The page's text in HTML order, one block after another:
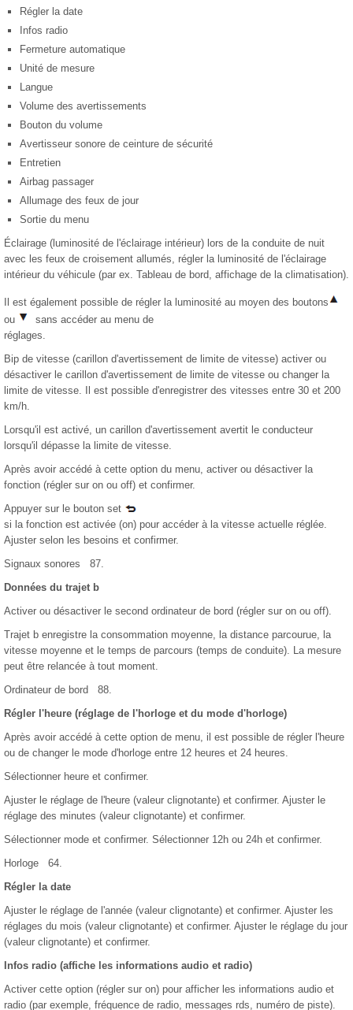
Régler la date
Infos radio
Fermeture automatique
Unité de mesure
Langue
Volume des avertissements
Bouton du volume
Avertisseur sonore de ceinture de sécurité
Entretien
Airbag passager
Allumage des feux de jour
Sortie du menu
Éclairage (luminosité de l'éclairage intérieur) lors de la conduite de nuit
avec les feux de croisement allumés, régler la luminosité de l'éclairage
intérieur du véhicule (par ex. Tableau de bord, affichage de la climatisation).
Il est également possible de régler la luminosité au moyen des boutons
ou
sans accéder au menu de
réglages.
Bip de vitesse (carillon d'avertissement de limite de vitesse) activer ou
désactiver le carillon d'avertissement de limite de vitesse ou changer la
limite de vitesse. Il est possible d'enregistrer des vitesses entre 30 et 200
km/h.
Lorsqu'il est activé, un carillon d'avertissement avertit le conducteur
lorsqu'il dépasse la limite de vitesse.
Après avoir accédé à cette option du menu, activer ou désactiver la
fonction (régler sur on ou off) et confirmer.
Appuyer sur le bouton set
si la fonction est activée (on) pour accéder à la vitesse actuelle réglée.
Ajuster selon les besoins et confirmer.
Signaux sonores 87.
Données du trajet b
Activer ou désactiver le second ordinateur de bord (régler sur on ou off).
Trajet b enregistre la consommation moyenne, la distance parcourue, la
vitesse moyenne et le temps de parcours (temps de conduite). La mesure
peut être relancée à tout moment.
Ordinateur de bord 88.
Régler l'heure (réglage de l'horloge et du mode d'horloge)
Après avoir accédé à cette option de menu, il est possible de régler l'heure
ou de changer le mode d'horloge entre 12 heures et 24 heures.
Sélectionner heure et confirmer.
Ajuster le réglage de l'heure (valeur clignotante) et confirmer. Ajuster le
réglage des minutes (valeur clignotante) et confirmer.
Sélectionner mode et confirmer. Sélectionner 12h ou 24h et confirmer.
Horloge 64.
Régler la date
Ajuster le réglage de l'année (valeur clignotante) et confirmer. Ajuster les
réglages du mois (valeur clignotante) et confirmer. Ajuster le réglage du jour
(valeur clignotante) et confirmer.
Infos radio (affiche les informations audio et radio)
Activer cette option (régler sur on) pour afficher les informations audio et
radio (par exemple, fréquence de radio, messages rds, numéro de piste).